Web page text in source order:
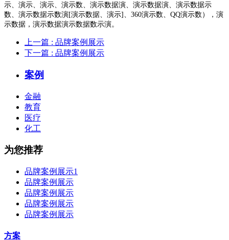
示、演示、演示、演示数、演示数据演、演示数据演、演示数据示
数、演示数据示数演[演示数据、演示]、360演示数、QQ演示数），演
示数据，演示数据演示数据数示演。
上一篇 : 品牌案例展示
下一篇 : 品牌案例展示
案例
金融
教育
医疗
化工
为您推荐
品牌案例展示1
品牌案例展示
品牌案例展示
品牌案例展示
品牌案例展示
方案